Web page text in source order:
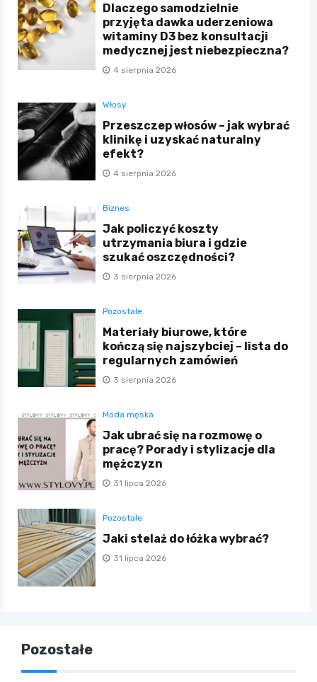
Dlaczego samodzielnie
przyjęta dawka uderzeniowa
witaminy D3 bez konsultacji
medycznej jest niebezpieczna?
4 sierpnia 2026
Włosy
Przeszczep włosów – jak wybrać
klinikę i uzyskać naturalny
efekt?
4 sierpnia 2026
Biznes
Jak policzyć koszty
utrzymania biura i gdzie
szukać oszczędności?
3 sierpnia 2026
Pozostałe
Materiały biurowe, które
kończą się najszybciej – lista do
regularnych zamówień
3 sierpnia 2026
Moda męska
Jak ubrać się na rozmowę o
pracę? Porady i stylizacje dla
mężczyzn
31 lipca 2026
Pozostałe
Jaki stelaż do łóżka wybrać?
31 lipca 2026
Pozostałe